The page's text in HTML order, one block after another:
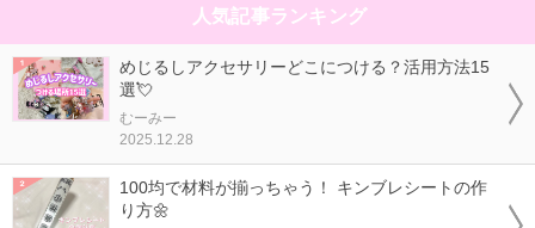
人気記事ランキング
めじるしアクセサリーどこにつける？活用方法15
選💘
むーみー
2025.12.28
100均で材料が揃っちゃう！ キンブレシートの作
り方🌼